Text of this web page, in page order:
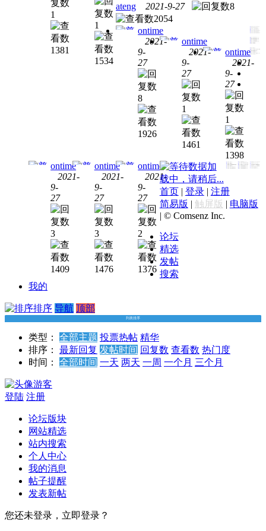
盘]2021
1
1381
1
1534
ateng
2021-9-27
8
2054
[百
盘]2021
CPA
财管-
ontime
2021-
9-
27
8
1926
盘]2021
计师
CPA
审计-
新基
础班
富
ontime
2021-
9-
27
1
1461
[百
盘]2021
册会
计师
战略
CPA
基础
ontime
2021-
9-
27
1
1398
盘]2021
计师
战略
CPA
精讲
班-杭
建平
ontime
2021-
9-
27
3
1409
盘]2021
法
CPA
础班
刘颖
ontime
2021-
9-
27
3
1476
[百
盘]2021
CPA
精讲
班 杨
军
ontime
2021-
9-
27
2
1376
数据加
载中，请稍后...
首页| 登录| 注册
简易版 | 触屏版 | 电脑版
| © Comsenz Inc.
论坛
精选
发帖
搜索
我的
排序 导航 顶部
列表排序
类型： 全部主题 投票热帖 精华
排序：
最新回复 发帖时间 回复数 查看数 热门度
时间：
全部时间 一天 两天 一周 一个月 三个月
游客
登陆 注册
论坛版块
网站精选
站内搜索
个人中心
我的消息
帖子提醒
发表新帖
您还未登录，立即登录？